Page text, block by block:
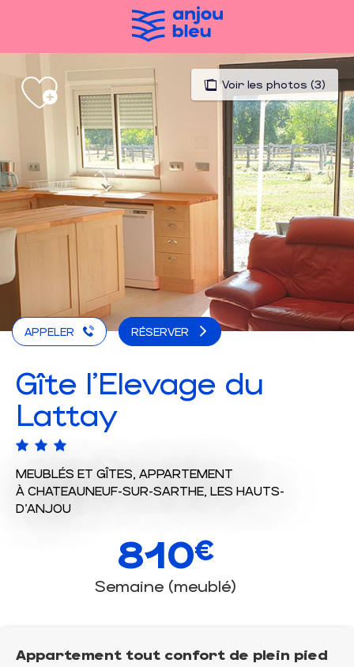
Voir les photos (3)
APPELER RÉSERVER
Gîte l'Elevage du
Lattay
MEUBLÉS ET GÎTES, APPARTEMENT
À CHATEAUNEUF-SUR-SARTHE, LES HAUTS-
D'ANJOU
810€
Semaine (meublé)
Appartement tout confort de plein pied